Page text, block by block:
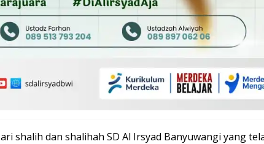
shalih dan shalihah SD Al Irsyad Banyuwangi yang